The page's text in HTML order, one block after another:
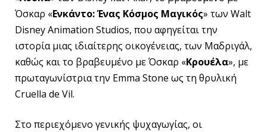
Όσκαρ «Ενκάντο: Ένας Κόσμος Μαγικός» των Walt
Disney Animation Studios, που αφηγείται την
ιστορία μιας ιδιαίτερης οικογένειας, των Μαδριγάλ,
καθώς και το βραβευμένο με Όσκαρ «Κρουέλα», με
πρωταγωνίστρια την Emma Stone ως τη θρυλική
Cruella de Vil.
Στο περιεχόμενο γενικής ψυχαγωγίας, οι